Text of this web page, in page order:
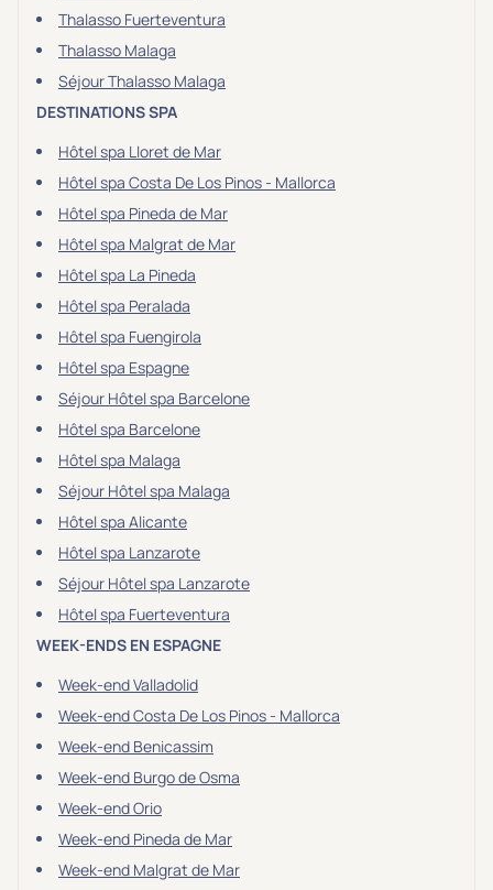
Yoga
Offres spéciales
Vente Flash & Promo
Offres spéciales Solo
Distance de chez vous
Établissements proches de chez moi
Km
Transports & hébergement
Soins sans hébergement
Offre séjour + vol inclus
Thalasso Fuerteventura
Thalasso Malaga
Séjour Thalasso Malaga
DESTINATIONS SPA
Hôtel spa Lloret de Mar
Hôtel spa Costa De Los Pinos - Mallorca
Hôtel spa Pineda de Mar
Hôtel spa Malgrat de Mar
Hôtel spa La Pineda
Hôtel spa Peralada
Hôtel spa Fuengirola
Hôtel spa Espagne
Séjour Hôtel spa Barcelone
Hôtel spa Barcelone
Hôtel spa Malaga
Séjour Hôtel spa Malaga
Hôtel spa Alicante
Hôtel spa Lanzarote
Séjour Hôtel spa Lanzarote
Hôtel spa Fuerteventura
WEEK-ENDS EN ESPAGNE
Week-end Valladolid
Week-end Costa De Los Pinos - Mallorca
Week-end Benicassim
Week-end Burgo de Osma
Week-end Orio
Week-end Pineda de Mar
Week-end Malgrat de Mar